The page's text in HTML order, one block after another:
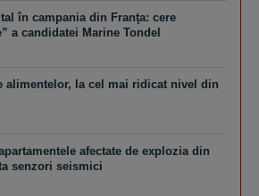
în campania din Franţa: cere
a candidatei Marine Tondel
alimentelor, la cel mai ridicat nivel din
afectate de explozia din
senzori seismici